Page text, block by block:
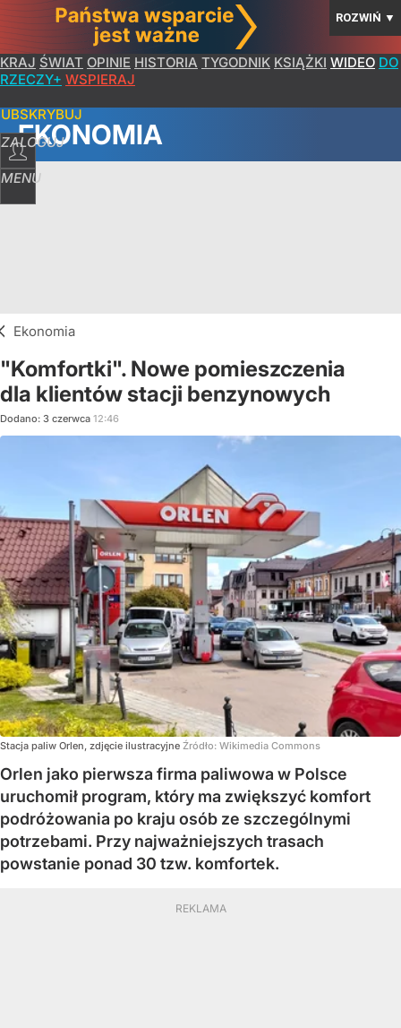
ROZWIŃ ▼
KRAJ ŚWIAT OPINIE HISTORIA TYGODNIK KSIĄŻKI WIDEO DO
RZECZY+ WSPIERAJ
ZALOGUJ
MENU
EKONOMIA
Ekonomia
"Komfortki". Nowe pomieszczenia
dla klientów stacji benzynowych
Dodano: 3 czerwca 12:46
Stacja paliw Orlen, zdjęcie ilustracyjne Źródło: Wikimedia Commons
Orlen jako pierwsza firma paliwowa w Polsce
uruchomił program, który ma zwiększyć komfort
podróżowania po kraju osób ze szczególnymi
potrzebami. Przy najważniejszych trasach
powstanie ponad 30 tzw. komfortek.